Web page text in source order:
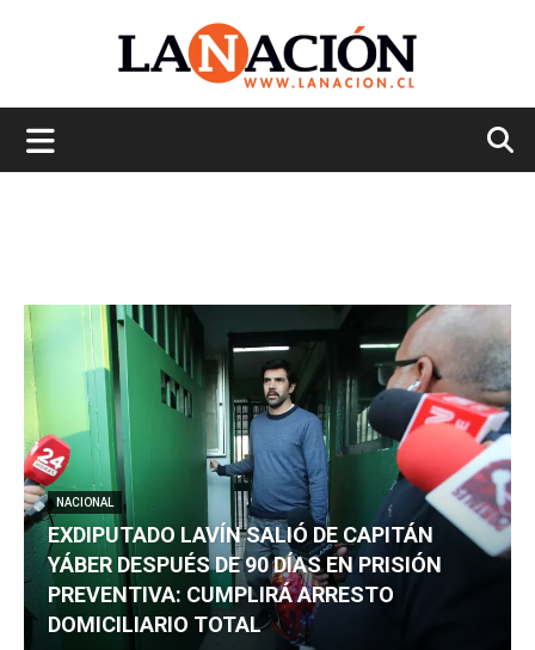
NACIONAL
EXDIPUTADO LAVÍN SALIÓ DE CAPITÁN
YÁBER DESPUÉS DE 90 DÍAS EN PRISIÓN
PREVENTIVA: CUMPLIRÁ ARRESTO
DOMICILIARIO TOTAL